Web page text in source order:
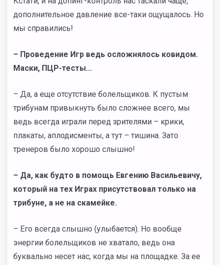
дополнительное давление все-таки ощущалось. Но
мы справились!
– Проведение Игр ведь осложнялось ковидом.
Маски, ПЦР-тесты...
– Да, а еще отсутствие болельщиков. К пустым
трибунам привыкнуть было сложнее всего, мы
ведь всегда играли перед зрителями – крики,
плакаты, аплодисменты, а тут – тишина. Зато
тренеров было хорошо слышно!
– Да, как будто в помощь Евгению Васильевичу,
который на тех Играх присутствовал только на
трибуне, а не на скамейке.
– Его всегда слышно (улыбается). Но вообще
энергии болельщиков не хватало, ведь она
буквально несет нас, когда мы на площадке. За ее